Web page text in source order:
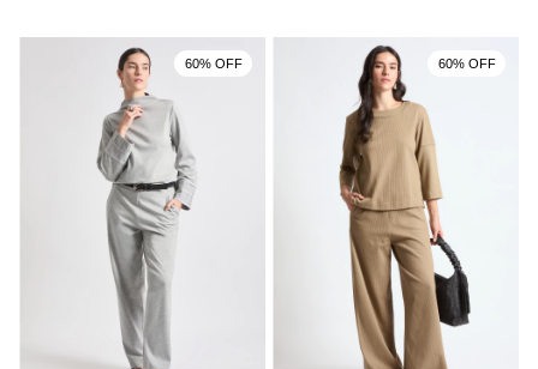
60% OFF 60% OFF